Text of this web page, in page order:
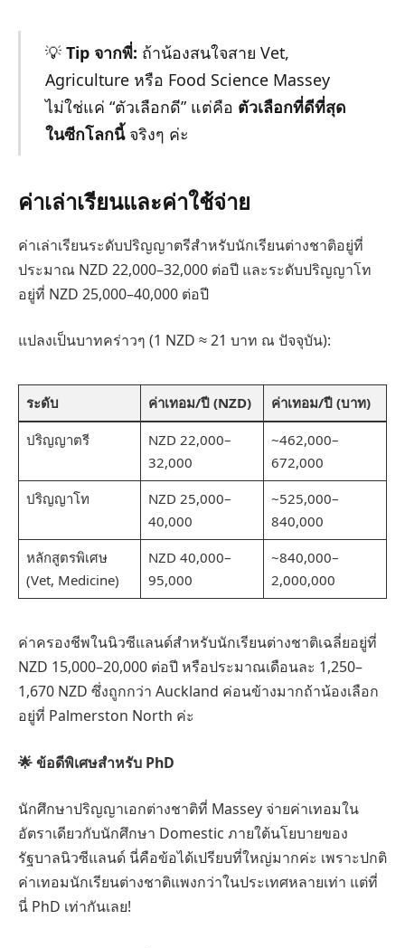
💡 Tip จากพี่: ถ้าน้องสนใจสาย Vet,
Agriculture หรือ Food Science Massey
ไม่ใช่แค่ “ตัวเลือกดี” แต่คือ ตัวเลือกที่ดีที่สุด
ในซีกโลกนี้จริงๆ ค่ะ
ค่าเล่าเรียนและค่าใช้จ่าย
ค่าเล่าเรียนระดับปริญญาตรีสำหรับนักเรียนต่างชาติอยู่ที่
ประมาณ NZD 22,000–32,000 ต่อปี และระดับปริญญาโท
อยู่ที่ NZD 25,000–40,000 ต่อปี
แปลงเป็นบาทคร่าวๆ (1 NZD ≈ 21 บาท ณ ปัจจุบัน):
ระดับ ค่าเทอม/ปี (NZD) ค่าเทอม/ปี (บาท)
ปริญญาตรี
NZD 22,000–
32,000
~462,000–
672,000
ปริญญาโท
NZD 25,000–
40,000
~525,000–
840,000
หลักสูตรพิเศษ
(Vet, Medicine)
NZD 40,000–
95,000
~840,000–
2,000,000
ค่าครองชีพในนิวซีแลนด์สำหรับนักเรียนต่างชาติเฉลี่ยอยู่ที่
NZD 15,000–20,000 ต่อปี หรือประมาณเดือนละ 1,250–
1,670 NZD ซึ่งถูกกว่า Auckland ค่อนข้างมากถ้าน้องเลือก
อยู่ที่ Palmerston North ค่ะ
🌟 ข้อดีพิเศษสำหรับ PhD
นักศึกษาปริญญาเอกต่างชาติที่ Massey จ่ายค่าเทอมใน
อัตราเดียวกับนักศึกษา Domestic ภายใต้นโยบายของ
รัฐบาลนิวซีแลนด์ นี่คือข้อได้เปรียบที่ใหญ่มากค่ะ เพราะปกติ
ค่าเทอมนักเรียนต่างชาติแพงกว่าในประเทศหลายเท่า แต่ที่
นี่ PhD เท่ากันเลย!